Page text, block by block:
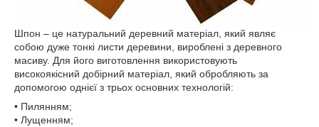
Шпон – це натуральний деревний матеріал, який являє
собою дуже тонкі листи деревини, вироблені з деревного
масиву. Для його виготовлення використовують
високоякісний добірний матеріал, який обробляють за
допомогою однієї з трьох основних технологій:
• Пилянням;
• Лущенням;